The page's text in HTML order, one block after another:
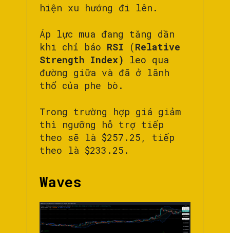
hiện xu hướng đi lên.
Áp lực mua đang tăng dần
khi chỉ báo RSI (Relative
Strength Index) leo qua
đường giữa và đã ở lãnh
thổ của phe bò.
Trong trường hợp giá giảm
thì ngưỡng hỗ trợ tiếp
theo sẽ là $257.25, tiếp
theo là $233.25.
Waves